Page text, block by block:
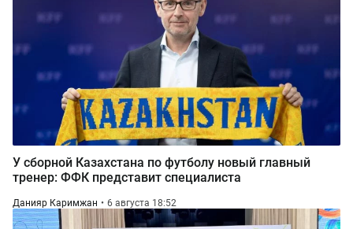
У сборной Казахстана по футболу новый главный
тренер: ФФК представит специалиста
Данияр Каримжан 6 августа 18:52